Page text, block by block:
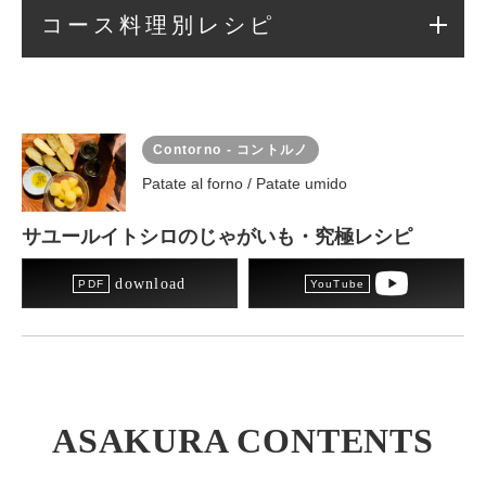
Contorno - コントルノ
Patate al forno / Patate umido
サユールイトシロのじゃがいも・究極レシピ
download
コース料理別レシピ
ASAKURA CONTENTS